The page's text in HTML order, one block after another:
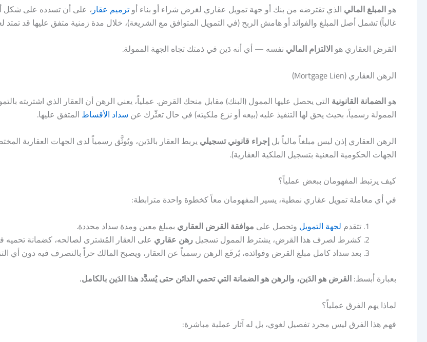
هوالمبلغ المالي الذي تقترضه من بنك أو جهة تمويل عقاري لغرض شراء أو بناء أوترميم عقار، على أن تسدده على شكل
غالباً) تشمل أصل المبلغ والفوائد أو هامش الربح (في التمويل المتوافق مع الشريعة)، خلال مدة زمنية متفق عليها قد
القرض العقاري هوالالتزام المالي نفسه — أي أنه دَين في ذمتك تجاه الجهة الممولة.
الرهن العقاري (Mortgage Lien)
هوالضمانة القانونية التي يحصل عليها الممول (البنك) مقابل منحك القرض. عملياً، يعني الرهن أن العقار الذي اشتريته
الممولة رسمياً، بحيث يحق لها التنفيذ عليه (بيعه أو نزع ملكيته) في حال تعثّرك عن سداد الأقساط المتفق عليها.
الرهن العقاري إذن ليس مبلغاً مالياً بلإجراء قانوني تسجيلييربط العقار بالدَين، ويُوثَّق رسمياً لدى الجهات العقارية
الجهات الحكومية المعنية بتسجيل الملكية العقارية).
كيف يرتبط المفهومان ببعض عملياً؟
في أي معاملة تمويل عقاري نمطية، يسير المفهومان معاً كخطوة واحدة مترابطة:
تتقدم لجهة التمويل وتحصل على موافقة القرض العقاري بمبلغ معين ومدة سداد محددة.
كشرط لصرف هذا القرض، يشترط الممول تسجيلرهن عقاري على العقار المُشترى لصالحه، كضمانة تحميه
بعد سداد كامل مبلغ القرض وفوائده، يُرفَع الرهن رسمياً عن العقار، ويصبح المالك حراً بالتصرف فيه دون أي
بعبارة أبسط:القرض هو الدَين، والرهن هو الضمانة التي تحمي الدائن حتى يُسدَّد هذا الدَين بالكامل.
لماذا يهم الفرق عملياً؟
فهم هذا الفرق ليس مجرد تفصيل لغوي، بل له آثار عملية مباشرة: